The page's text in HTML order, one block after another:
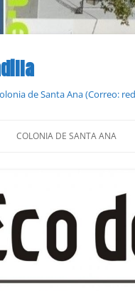
de Santa Ana (Correo:
COLONIA DE SANTA ANA